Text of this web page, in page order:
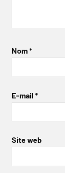
Nom*
E-mail *
Site web